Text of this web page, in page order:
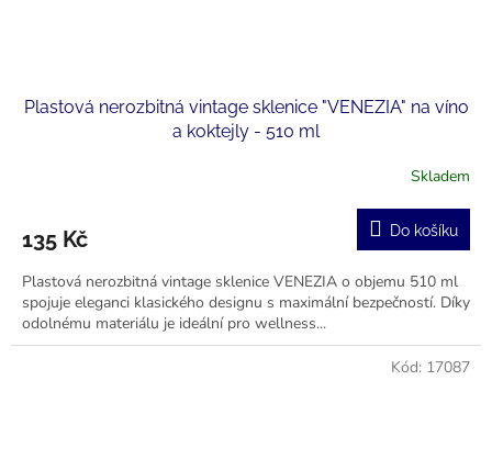
Plastová nerozbitná vintage sklenice "VENEZIA" na víno
a koktejly - 510 ml
Skladem
135 Kč Do košíku
Plastová nerozbitná vintage sklenice VENEZIA o objemu 510 ml
spojuje eleganci klasického designu s maximální bezpečností. Díky
odolnému materiálu je ideální pro wellness...
Kód: 17087